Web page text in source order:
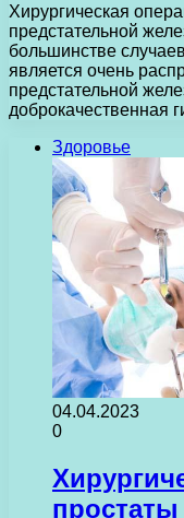
Хирургическая
предстательной
большинстве
является очень
предстательной
доброкачественная
Здоровье
04.04.2023
0